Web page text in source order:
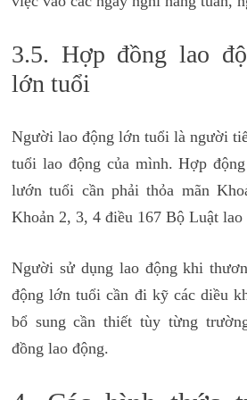
3.5. Hợp đồng lao
lớn tuổi
Người lao động lớn tuổi là người
tuổi lao động của mình. Hợp
lướn tuổi cần phải thỏa mãn
Khoản 2, 3, 4 điều 167 Bộ Luật lao
Người sử dụng lao động khi
động lớn tuổi cần đi kỹ các diều
bổ sung cần thiết tùy từng
đồng lao động.